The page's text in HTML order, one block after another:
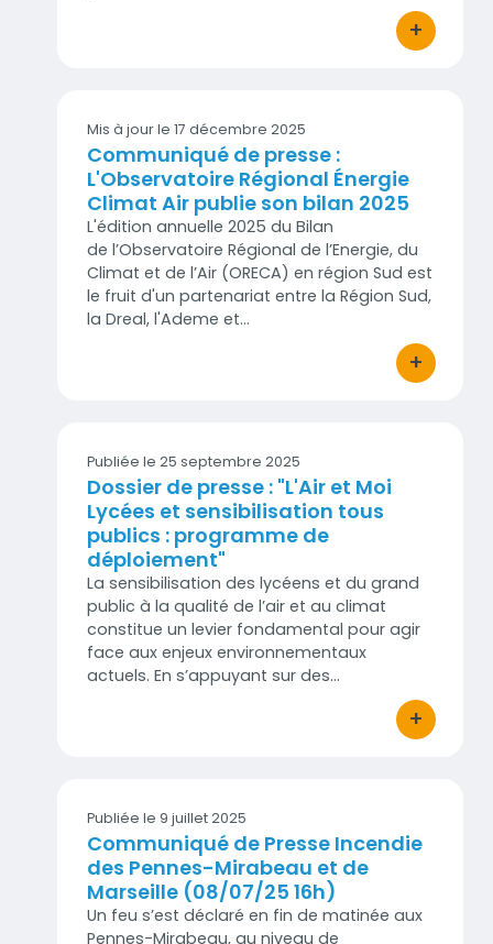
+
bouton
Mis à jour le 17 décembre 2025
Communiqué de presse :
L'Observatoire Régional Énergie
Climat Air publie son bilan 2025
L'édition annuelle 2025 du Bilan
de l’Observatoire Régional de l’Energie, du
Climat et de l’Air (ORECA) en région Sud est
le fruit d'un partenariat entre la Région Sud,
la Dreal, l'Ademe et…
+
bouton
Publiée le 25 septembre 2025
Dossier de presse : "L'Air et Moi
Lycées et sensibilisation tous
publics : programme de
déploiement"
La sensibilisation des lycéens et du grand
public à la qualité de l’air et au climat
constitue un levier fondamental pour agir
face aux enjeux environnementaux
actuels. En s’appuyant sur des…
+
bouton
Publiée le 9 juillet 2025
Communiqué de Presse Incendie
des Pennes-Mirabeau et de
Marseille (08/07/25 16h)
Un feu s’est déclaré en fin de matinée aux
Pennes-Mirabeau, au niveau de